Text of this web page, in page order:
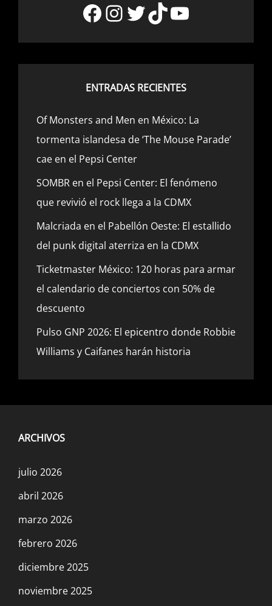
Facebook
Instagram
Twitter
TikTok
YouTube
ENTRADAS RECIENTES
Of Monsters and Men en México: La
tormenta islandesa de ‘The Mouse Parade’
cae en el Pepsi Center
SOMBR en el Pepsi Center: El fenómeno
que revivió el rock llega a la CDMX
Malcriada en el Pabellón Oeste: El estallido
del punk digital aterriza en la CDMX
Ticketmaster México: 120 horas para armar
el calendario de conciertos con 50% de
descuento
Pulso GNP 2026: El epicentro donde Robbie
Williams y Caifanes harán historia
ARCHIVOS
julio 2026
abril 2026
marzo 2026
febrero 2026
diciembre 2025
noviembre 2025